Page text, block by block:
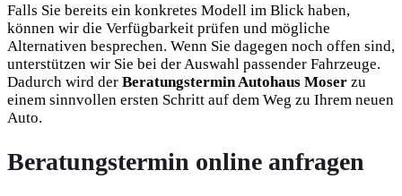
Falls Sie bereits ein konkretes Modell im Blick haben,
können wir die Verfügbarkeit prüfen und mögliche
Alternativen besprechen. Wenn Sie dagegen noch offen sind,
unterstützen wir Sie bei der Auswahl passender Fahrzeuge.
Dadurch wird der Beratungstermin Autohaus Moser zu
einem sinnvollen ersten Schritt auf dem Weg zu Ihrem neuen
Auto.
Beratungstermin online anfragen